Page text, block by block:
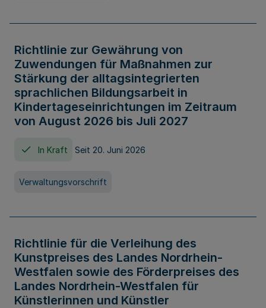
Richtlinie zur Gewährung von
Zuwendungen für Maßnahmen zur
Stärkung der alltagsintegrierten
sprachlichen Bildungsarbeit in
Kindertageseinrichtungen im Zeitraum
von August 2026 bis Juli 2027
In Kraft Seit 20. Juni 2026
Verwaltungsvorschrift
Richtlinie für die Verleihung des
Kunstpreises des Landes Nordrhein-
Westfalen sowie des Förderpreises des
Landes Nordrhein-Westfalen für
Künstlerinnen und Künstler